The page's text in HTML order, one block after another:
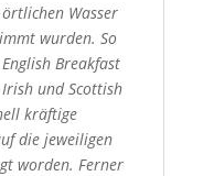
Wasser
wurden. So
Breakfast
und Scottish
kräftige
die jeweiligen
worden. Ferner